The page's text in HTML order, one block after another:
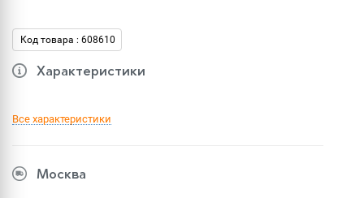
Код товара : 608610
Характеристики
Все характеристики
Москва